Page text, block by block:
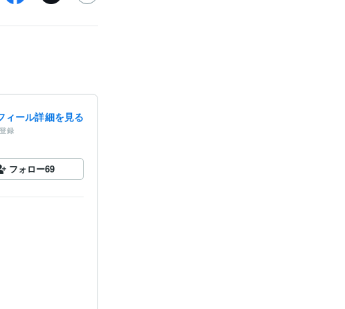
ィール詳細を見る
録
フォロー69